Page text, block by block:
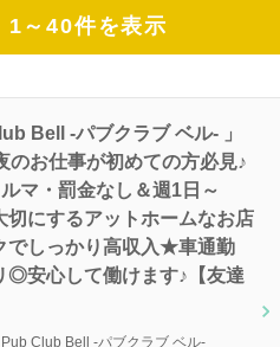
1～40件を表示
Bell -パブクラブ ベル- 」
お仕事が初めての方必見♪
マ・罰金なし＆週1日～
にするアットホームなお店
でしっかり高収入★車通勤
◎安心して働けます♪【友達
Pub Club Bell -パブクラブ ベル-